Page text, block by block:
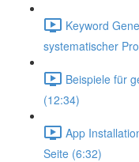
Keyword
systematischer
Beispiele für
(12:34)
App
Seite (6:32)